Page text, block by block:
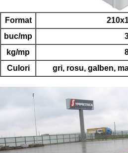
Format
buc/mp
kg/mp
Culori
gri, rosu, galben,